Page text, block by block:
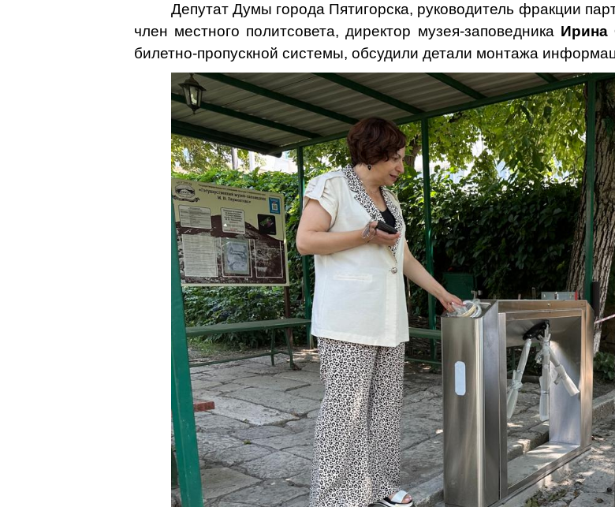
Депутат Думы города Пятигорска, руководитель фракции
член местного политсовета, директор музея-заповедника Ирина
билетно-пропускной системы, обсудили детали монтажа